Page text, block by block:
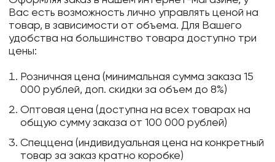
Вас есть возможность лично управлять ценой на
товар, в зависимости от объема. Для Вашего
удобства на большинство товара доступно три
цены:
Розничная цена (минимальная сумма заказа 15
000 рублей, доп. скидки за объем до 8%)
Оптовая цена (доступна на всех товарах на
общую сумму заказа от 100 000 рублей)
Спеццена (индивидуальная цена на конкретный
товар за заказ кратно коробке)